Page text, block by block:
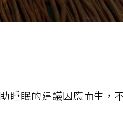
睡眠的建議因應而生，